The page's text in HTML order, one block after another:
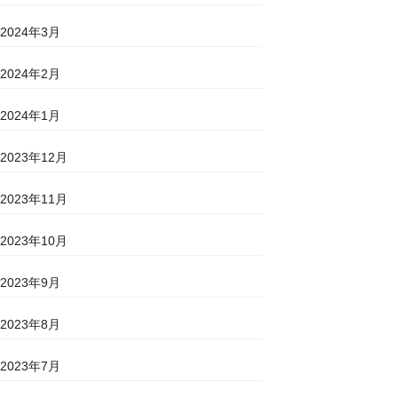
2024年3月
2024年2月
2024年1月
2023年12月
2023年11月
2023年10月
2023年9月
2023年8月
2023年7月